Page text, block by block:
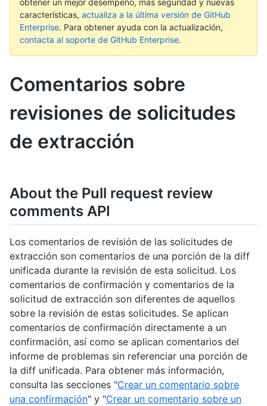
obtener un mejor desempeño, más seguridad y nuevas
características, actualiza a la última versión de GitHub
Enterprise. Para obtener ayuda con la actualización,
contacta al soporte de GitHub Enterprise.
Comentarios sobre
revisiones de solicitudes
de extracción
About the Pull request review
comments API
Los comentarios de revisión de las solicitudes de
extracción son comentarios de una porción de la diff
unificada durante la revisión de esta solicitud. Los
comentarios de confirmación y comentarios de la
solicitud de extracción son diferentes de aquellos
sobre la revisión de estas solicitudes. Se aplican
comentarios de confirmación directamente a un
confirmación, así como se aplican comentarios del
informe de problemas sin referenciar una porción de
la diff unificada. Para obtener más información,
consulta las secciones "Crear un comentario sobre
una confirmación" y "Crear un comentario sobre un